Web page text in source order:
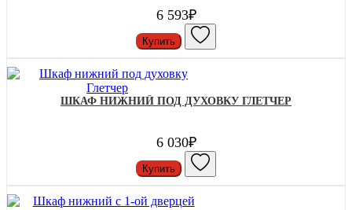
6 593₽
Купить
ШКАФ НИЖНИЙ ПОД ДУХОВКУ ГЛЕТЧЕР
6 030₽
Купить